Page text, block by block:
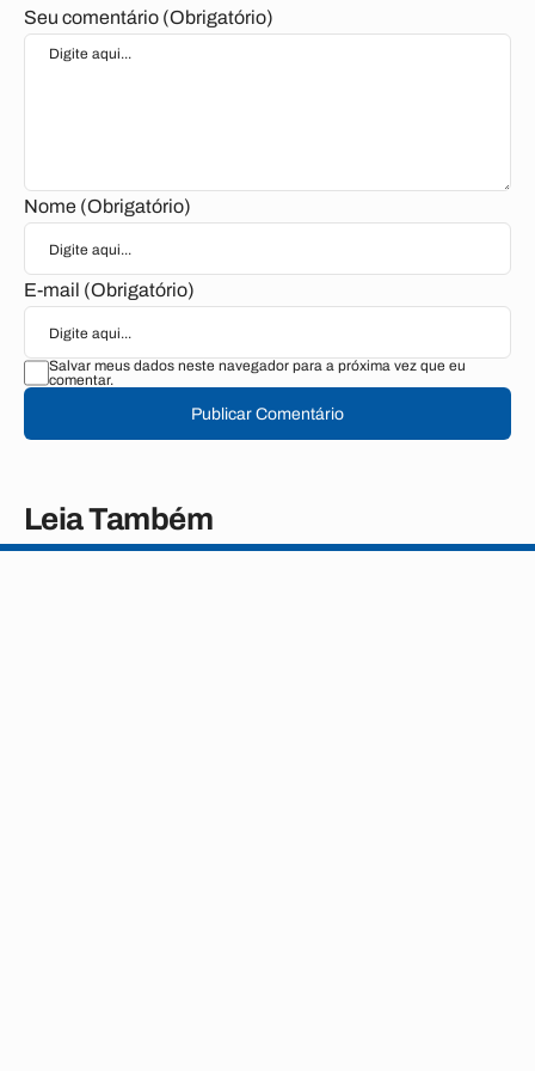
Seu comentário (Obrigatório)
Nome (Obrigatório)
E-mail (Obrigatório)
Salvar meus dados neste navegador para a próxima vez que eu
comentar.
Publicar Comentário
Leia Também